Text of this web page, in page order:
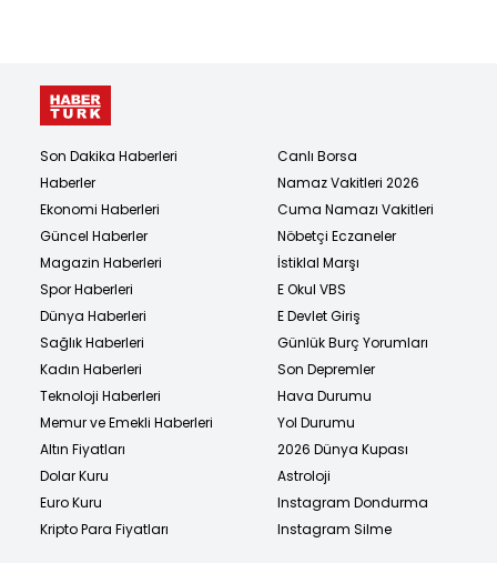
Son Dakika Haberleri
Haberler
Ekonomi Haberleri
Güncel Haberler
Magazin Haberleri
Spor Haberleri
Dünya Haberleri
Sağlık Haberleri
Kadın Haberleri
Teknoloji Haberleri
Memur ve Emekli Haberleri
Altın Fiyatları
Dolar Kuru
Euro Kuru
Kripto Para Fiyatları
Canlı Borsa
Namaz Vakitleri 2026
Cuma Namazı Vakitleri
Nöbetçi Eczaneler
İstiklal Marşı
E Okul VBS
E Devlet Giriş
Günlük Burç Yorumları
Son Depremler
Hava Durumu
Yol Durumu
2026 Dünya Kupası
Astroloji
Instagram Dondurma
Instagram Silme